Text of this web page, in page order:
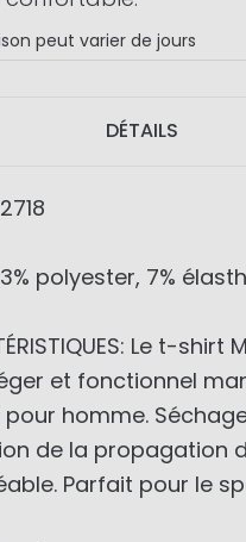
peut varier de jours
DÉTAILS
polyester, 7%
Le t-shirt
et fonctionnel
homme.
de la propagation
Parfait pour le